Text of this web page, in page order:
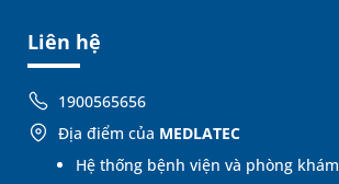
Liên hệ
1900565656
Địa điểm của MEDLATEC
Hệ thống bệnh viện và phòng khám